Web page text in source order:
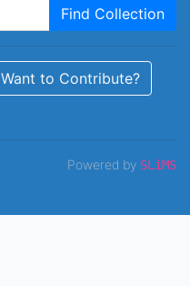
Find Collection
Want to Contribute?
Powered by SLiMS